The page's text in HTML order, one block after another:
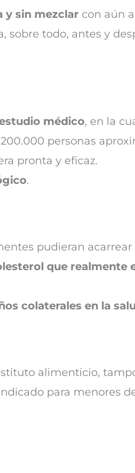
y sin mezclar con aún
sobre todo, antes y
médico, en la
personas
pronta y eficaz.
.
pudieran
que realmente
colaterales en la
alimenticio,
para menores